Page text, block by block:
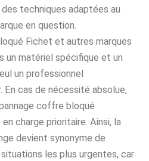
techniques adaptées au
en question.
Fichet et autres marques
matériel spécifique et un
un professionnel
cas de nécessité absolue,
coffre bloqué
charge prioritaire. Ainsi, la
devient synonyme de
les plus urgentes, car